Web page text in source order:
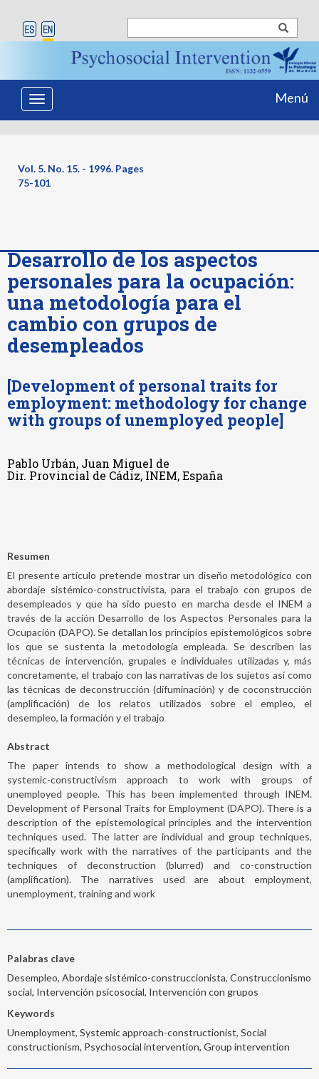
Toggle
navigation
Menú
Vol. 5. No. 15. - 1996. Pages
75-101
Desarrollo de los aspectos
personales para la ocupación:
una metodología para el
cambio con grupos de
desempleados
[Development of personal traits for
employment: methodology for change
with groups of unemployed people]
Pablo Urbán, Juan Miguel de
Dir. Provincial de Cádiz, INEM, España
Resumen
El presente artículo pretende mostrar un diseño metodológico con
abordaje sistémico-constructivista, para el trabajo con grupos de
desempleados y que ha sido puesto en marcha desde el INEM a
través de la acción Desarrollo de los Aspectos Personales para la
Ocupación (DAPO). Se detallan los principios epistemológicos sobre
los que se sustenta la metodología empleada. Se describen las
técnicas de intervención, grupales e individuales utilizadas y, más
concretamente, el trabajo con las narrativas de los sujetos así como
las técnicas de deconstrucción (difuminación) y de coconstrucción
(amplificación) de los relatos utilizados sobre el empleo, el
desempleo, la formación y el trabajo
Abstract
The paper intends to show a methodological design with a
systemic-constructivism approach to work with groups of
unemployed people. This has been implemented through INEM.
Development of Personal Traits for Employment (DAPO). There is a
description of the epistemological principles and the intervention
techniques used. The latter are individual and group techniques,
specifically work with the narratives of the participants and the
techniques of deconstruction (blurred) and co-construction
(amplification). The narratives used are about employment,
unemployment, training and work
Palabras clave
Desempleo, Abordaje sistémico-construccionista, Construccionismo
social, Intervención psicosocial, Intervención con grupos
Keywords
Unemployment, Systemic approach-constructionist, Social
constructionism, Psychosocial intervention, Group intervention